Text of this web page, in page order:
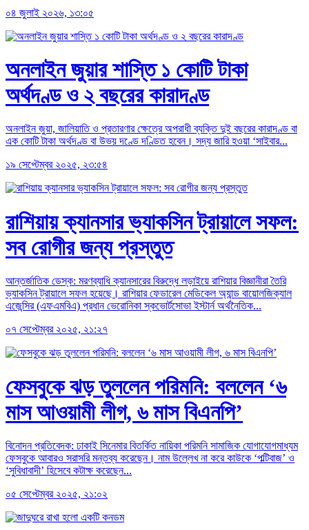
০৪ জুলাই ২০২৬, ১৩:০৫
অনলাইন জুয়ার শাস্তি ১ কোটি টাকা
অর্থদণ্ড ও ২ বছরের কারাদণ্ড
অনলাইন জুয়া, জালিয়াতি ও প্রতারণার ক্ষেত্রে অপরাধী ব্যক্তি দুই বছরের কারাদণ্ড বা
এক কোটি টাকা অর্থদণ্ড বা উভয় দণ্ডে দণ্ডিত হবেন। সদ্য জারি হওয়া ‘সাইবার...
১৯ সেপ্টেম্বর ২০২৫, ২৩:৫৪
রাশিয়ায় ক্যানসার ভ্যাকসিন ট্রায়ালে সফল:
সব রোগীর জন্য প্রস্তুত
আন্তর্জাতিক ডেস্ক: মরণব্যাধি ক্যানসারের বিরুদ্ধে লড়াইয়ে রাশিয়ার বিজ্ঞানীরা তৈরি
ভ্যাকসিন ট্রায়ালে সফল হয়েছে। রাশিয়ার ফেডারেল মেডিকেল অ্যান্ড বায়োলজিক্যাল
এজেন্সির (এফএমবিএ) প্রধান ভেরোনিকা স্কভোর্টসোভা ইস্টার্ন অর্থনৈতিক...
০৭ সেপ্টেম্বর ২০২৫, ২১:২৭
ফেসবুকে ঝড় তুললেন পরিমনি: বললেন ‘৬
মাস আওয়ামী লীগ, ৬ মাস বিএনপি’
বিনোদন প্রতিবেদক: ঢাকাই সিনেমার বিতর্কিত নায়িকা পরিমনি সামাজিক যোগাযোগমাধ্যম
ফেসবুকে আবারও সরাসরি মন্তব্য করেছেন। নাম উল্লেখ না করে কাউকে ‘পল্টিবাজ’ ও
‘সুবিধাবাদী’ হিসেবে কটাক্ষ করেছেন...
০৫ সেপ্টেম্বর ২০২৫, ২১:০২